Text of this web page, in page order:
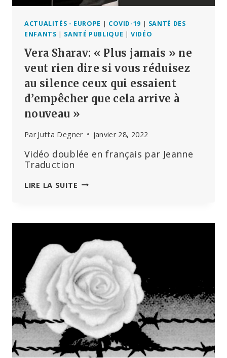
ACTUALITÉS - EUROPE | COVID-19 | SANTÉ DES
ENFANTS | SANTÉ PUBLIQUE |VIDÉO
Vera Sharav: « Plus jamais » ne
veut rien dire si vous réduisez
au silence ceux qui essaient
d’empêcher que cela arrive à
nouveau »
Par Jutta Degner janvier 28, 2022
Vidéo doublée en français par Jeanne
Traduction
LIRE LA SUITE VERA
VEUT
RIEN
DIRE
SI
VOUS
RÉDUISEZ
AU
SILENCE
CEUX
QUI
ESSAIENT
D’EMPÊCHER